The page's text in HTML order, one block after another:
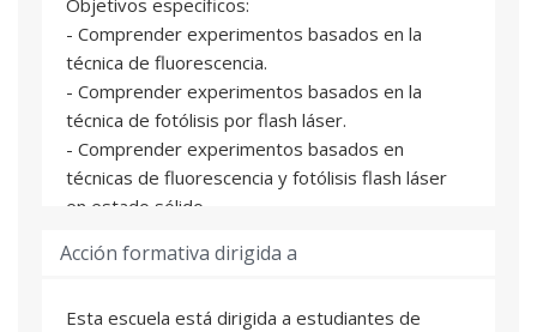
- Comprender experimentos basados ​​en la
técnica de fluorescencia.
- Comprender experimentos basados ​​en la
técnica de fotólisis por flash láser.
- Comprender experimentos basados ​​en
técnicas de fluorescencia y fotólisis flash láser
en estado sólido.
experimentos de fluorescencia y fotólisis por
Acción formativa dirigida a
Esta escuela está dirigida a estudiantes de